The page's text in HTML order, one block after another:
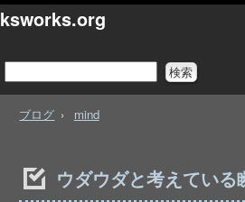
ksworks.org
ブログ mind
ウダウダと考えている